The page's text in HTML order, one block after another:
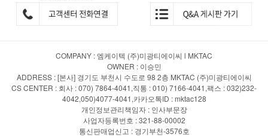
COMPANY : 엠케이텍 (주)미광티에이씨 l MKTAC
OWNER : 이승민
ADDRESS : [본사] 경기도 부천시 수도로 98 2층 MKTAC (주)미광티에이씨
CS CENTER : 회사 : 070) 7864-4041,직통 : 010) 7166-4041,팩스 : 032)232-
4042,050)4077-4041,카카오톡ID : mktac128
개인정보관리책임자 : 인사부문장
사업자등록번호 : 321-88-00002
통신판매업신고 : 경기부천-3576호